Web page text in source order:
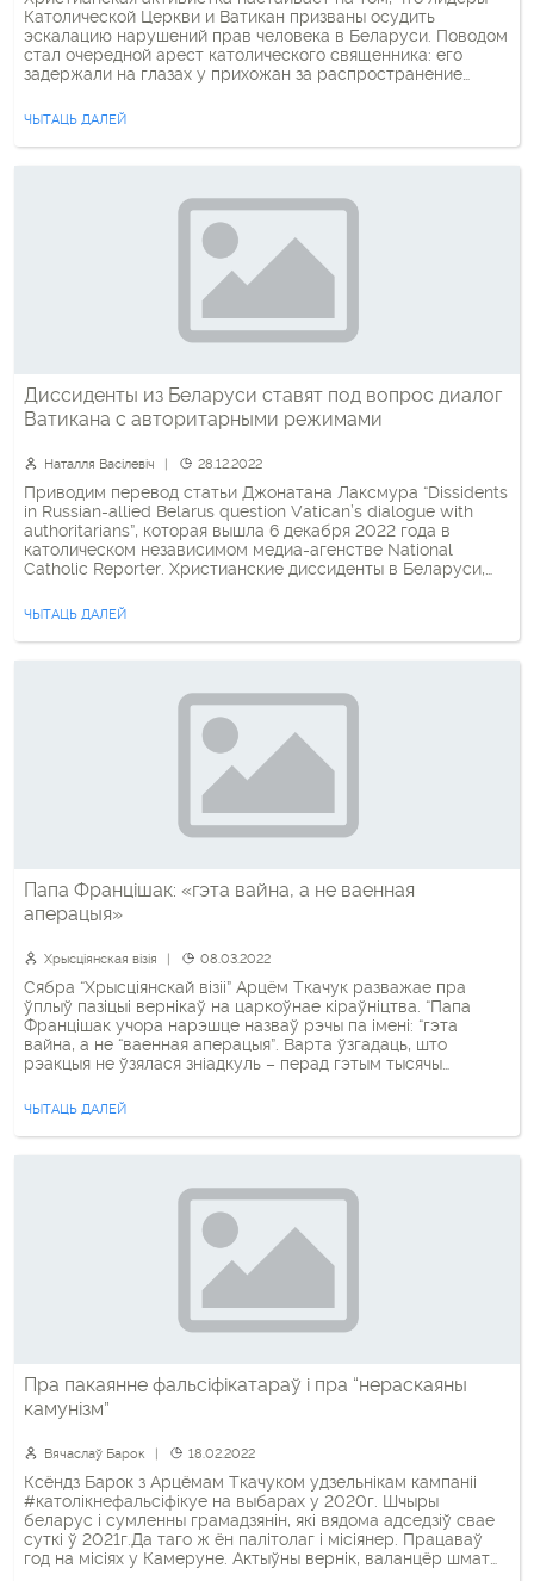
Католической Церкви и Ватикан призваны осудить
эскалацию нарушений прав человека в Беларуси. Поводом
стал очередной арест католического священника: его
задержали на глазах у прихожан за распространение
скрывают, что применяют насилие, но и выставляют его
напоказ. Тем самым они дают понять, что никто […]
ЧЫТАЦЬ ДАЛЕЙ
Диссиденты из Беларуси ставят под вопрос диалог
Ватикана с авторитарными режимами
Наталля Васілевіч 28.12.2022
Приводим перевод статьи Джонатана Лаксмура “Dissidents
in Russian-allied Belarus question Vatican’s dialogue with
authoritarians”, которая вышла 6 декабря 2022 года в
католическом независимом медиа-агенстве National
Catholic Reporter. Христианские диссиденты в Беларуси,
Владимиром Путиным и Российской Федерацией,
опубликовали сборник безответных обращений в Ватикан
по поводу атмосферы репрессий в их стране, подчеркнув
ЧЫТАЦЬ ДАЛЕЙ
Папа Францішак: «гэта вайна, а не ваенная
аперацыя»
Хрысціянская візія 08.03.2022
Сябра “Хрысціянскай візіі” Арцём Ткачук разважае пра
ўплыў пазіцыі вернікаў на царкоўнае кіраўніцтва. “Папа
Францішак учора нарэшце назваў рэчы па імені: “гэта
вайна, а не “ваенная аперацыя”. Варта ўзгадаць, што
рэакцыя не ўзялася зніадкуль – перад гэтым тысячы
рашучым. Папа спрабаваў залагодзіць звера – схадзіў у […]
ЧЫТАЦЬ ДАЛЕЙ
Пра пакаянне фальсіфікатараў і пра “нераскаяны
камунізм”
Вячаслаў Барок 18.02.2022
Ксёндз Барок з Арцёмам Ткачуком удзельнікам кампаніі
#католікнефальсіфікуе на выбарах у 2020г. Шчыры
беларус і сумленны грамадзянін, які вядома адседзіў свае
суткі ў 2021г.Да таго ж ён палітолаг і місіянер. Працаваў
год на місіях у Камеруне. Актыўны вернік, валанцёр шмат